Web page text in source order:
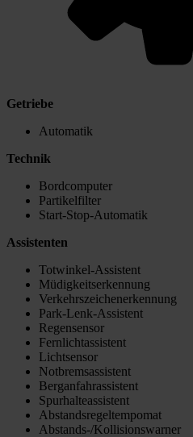
Getriebe
Automatik
Technik
Bordcomputer
Partikelfilter
Start-Stop-Automatik
Assistenten
Totwinkel-Assistent
Müdigkeitserkennung
Verkehrszeichenerkennung
Park-Lenk-Assistent
Regensensor
Fernlichtassistent
Lichtsensor
Notbremsassistent
Berganfahrassistent
Spurhalteassistent
Abstandsregeltempomat
Abstands-/Kollisionswarner